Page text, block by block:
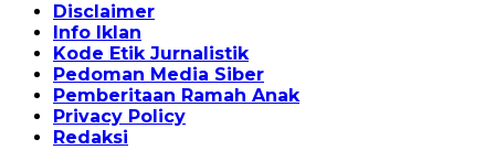
Disclaimer
Info Iklan
Kode Etik Jurnalistik
Pedoman Media Siber
Pemberitaan Ramah Anak
Privacy Policy
Redaksi